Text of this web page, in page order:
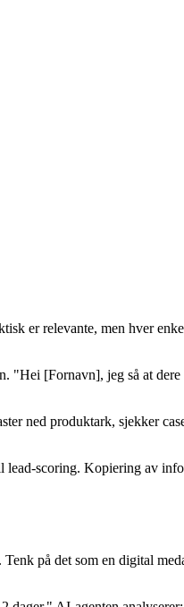
er relevante, men hver
"Hei [Fornavn], jeg så at
ned produktark, sjekker
scoring. Kopiering av
på det som en digital